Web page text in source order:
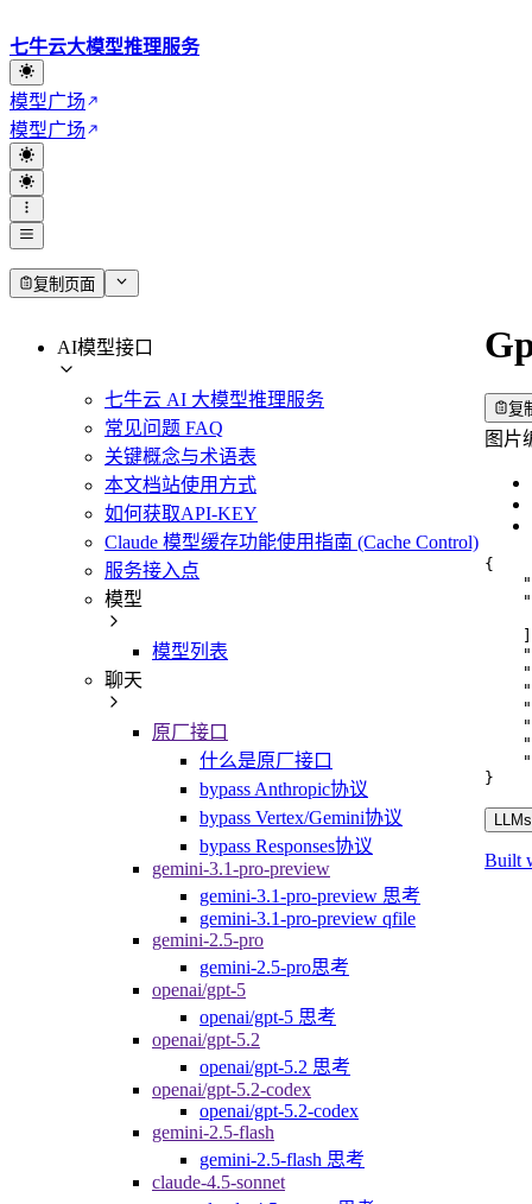
七牛云大模型推理服务
模型广场
模型广场
复制页面
AI模型接口
七牛云 AI 大模型推理服务
常见问题 FAQ
关键概念与术语表
本文档站使用方式
如何获取API-KEY
Claude 模型缓存功能使用指南 (Cache Control)
服务接入点
模型
模型列表
聊天
原厂接口
什么是原厂接口
bypass Anthropic协议
bypass Vertex/Gemini协议
bypass Responses协议
gemini-3.1-pro-preview
gemini-3.1-pro-preview 思考
gemini-3.1-pro-preview qfile
gemini-2.5-pro
gemini-2.5-pro思考
openai/gpt-5
openai/gpt-5 思考
openai/gpt-5.2
openai/gpt-5.2 思考
openai/gpt-5.2-codex
openai/gpt-5.2-codex
gemini-2.5-flash
gemini-2.5-flash 思考
claude-4.5-sonnet
复
图片
{
}
Built